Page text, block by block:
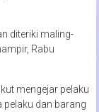
diteriki maling-
Rabu
mengejar pelaku
pelaku dan barang